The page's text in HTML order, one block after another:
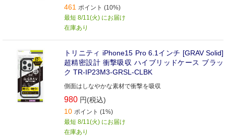
461 ポイント (10%)
最短 8/11(火) にお届け
在庫あり
トリニティ iPhone15 Pro 6.1インチ [GRAV Solid]
超精密設計 衝撃吸収 ハイブリッドケース ブラッ
ク TR-IP23M3-GRSL-CLBK
側面はしなやかな素材で衝撃を吸収
980 円(税込)
10 ポイント (1%)
最短 8/11(火) にお届け
在庫あり